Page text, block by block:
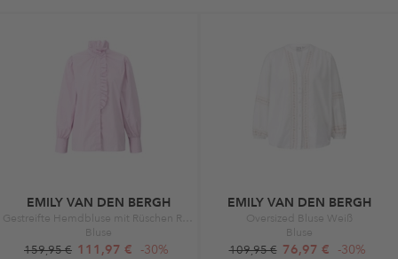
EMILY VAN DEN BERGH
Bluse
159,95 € 111,97 € -30%
EMILY VAN DEN BERGH
Oversized Bluse Weiß
Bluse
109,95 € 76,97 € -30%